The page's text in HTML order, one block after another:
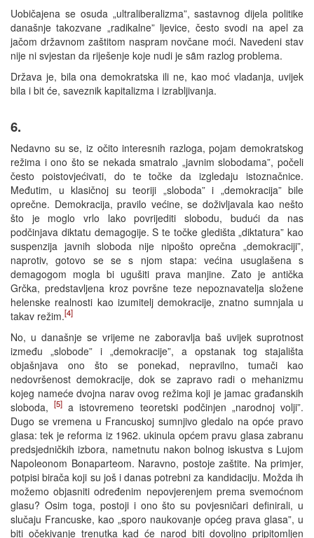
Uobičajena se osuda „ultraliberalizma”, sastavnog dijela politike
današnje takozvane „radikalne” ljevice, često svodi na apel za
jačom državnom zaštitom naspram novčane moći. Navedeni stav
nije ni svjestan da riješenje koje nudi je sȃm razlog problema.
Država je, bila ona demokratska ili ne, kao moć vladanja, uvijek
bila i bit će, saveznik kapitalizma i izrabljivanja.
6.
Nedavno su se, iz očito interesnih razloga, pojam demokratskog
režima i ono što se nekada smatralo „javnim slobodama”, počeli
često poistovjećivati, do te točke da izgledaju istoznačnice.
Međutim, u klasičnoj su teoriji „sloboda” i „demokracija” bile
oprečne. Demokracija, pravilo većine, se doživljavala kao nešto
što je moglo vrlo lako povrijediti slobodu, budući da nas
podčinjava diktatu demagogije. S te točke gledišta „diktatura” kao
suspenzija javnih sloboda nije nipošto oprečna „demokraciji”,
naprotiv, gotovo se se s njom stapa: većina usuglašena s
demagogom mogla bi ugušiti prava manjine. Zato je antička
Grčka, predstavljena kroz površne teze nepoznavatelja složene
helenske realnosti kao izumitelj demokracije, znatno sumnjala u
takav režim.[4]
No, u današnje se vrijeme ne zaboravlja baš uvijek suprotnost
između „slobode” i „demokracije”, a opstanak tog stajališta
objašnjava ono što se ponekad, nepravilno, tumači kao
nedovršenost demokracije, dok se zapravo radi o mehanizmu
kojeg nameće dvojna narav ovog režima koji je jamac građanskih
sloboda,[5] a istovremeno teoretski podčinjen „narodnoj volji”.
Dugo se vremena u Francuskoj sumnjivo gledalo na opće pravo
glasa: tek je reforma iz 1962. ukinula općem pravu glasa zabranu
predsjedničkih izbora, nametnutu nakon bolnog iskustva s Lujom
Napoleonom Bonaparteom. Naravno, postoje zaštite. Na primjer,
potpisi birača koji su još i danas potrebni za kandidaciju. Možda ih
možemo objasniti određenim nepovjerenjem prema svemoćnom
glasu? Osim toga, postoji i ono što su povjesničari definirali, u
slučaju Francuske, kao „sporo naukovanje općeg prava glasa”, u
biti očekivanje trenutka kad će narod biti dovoljno pripitomljen